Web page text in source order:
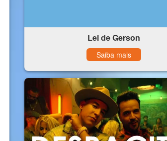
Lei de Gerson
Saiba mais